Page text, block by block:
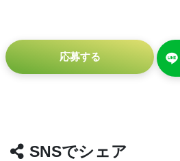
応募する
SNSでシェア